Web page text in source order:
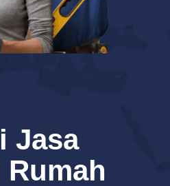
Jasa